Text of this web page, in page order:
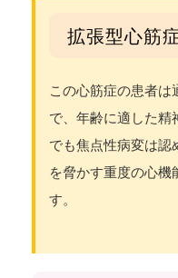
拡張型心筋
この心筋症の患者は
で、年齢に適した精
でも焦点性病変は認
を脅かす重度の心機
す。